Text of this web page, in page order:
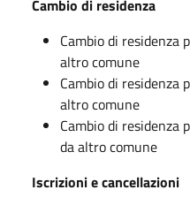
Cambio di residenza
Cambio di
altro comune
Cambio di
altro comune
Cambio di
da altro comune
Iscrizioni e cancellazioni